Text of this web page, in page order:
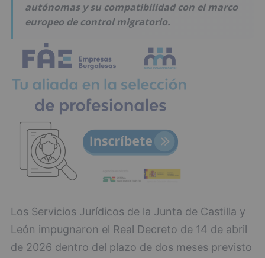
autónomas y su compatibilidad con el marco
europeo de control migratorio.
Los Servicios Jurídicos de la Junta de Castilla y
León impugnaron el Real Decreto de 14 de abril
de 2026 dentro del plazo de dos meses previsto